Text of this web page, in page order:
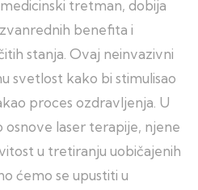
tretman, dobija
benefita i
stanja. Ovaj neinvazivni
svetlost kako bi stimulisao
proces ozdravljenja. U
laser terapije, njene
u tretiranju uobičajenih
ćemo se upustiti u